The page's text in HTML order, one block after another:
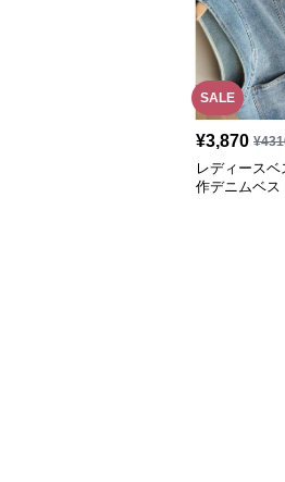
SALE
¥3,870 ¥
レディース
作デニムベス